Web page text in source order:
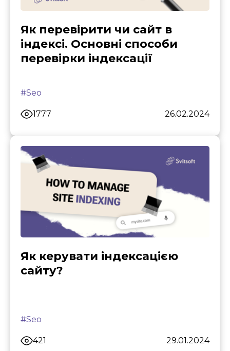
Як перевірити чи сайт в
індексі. Основні способи
перевірки індексації
#Seo
1777 26.02.2024
Як керувати індексацією
сайту?
#Seo
421 29.01.2024